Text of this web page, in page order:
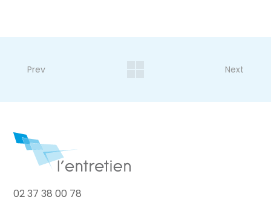
Prev Next
02 37 38 00 78